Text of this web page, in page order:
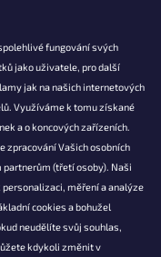
fungování svých
jako uživatele, pro další
jak na našich internetových
Využíváme k tomu získané
a o koncových zařízeních.
zpracování Vašich osobních
(třetí osoby). Naši
měření a analýze
cookies a bohužel
neudělíte svůj souhlas,
kdykoli změnit v